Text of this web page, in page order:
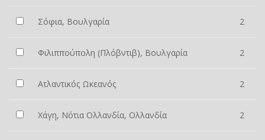
Σόφια, Βουλγαρία 2
Φιλιππούπολη (Πλόβντιβ), Βουλγαρία 2
Ατλαντικός Ωκεανός 2
Χάγη, Νότια Ολλανδία, Ολλανδία 2